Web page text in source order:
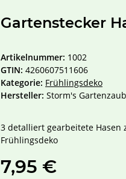
Gartenstecker
Artikelnummer: 1002
GTIN: 4260607511606
Kategorie: Frühlingsdeko
Hersteller: Storm's
3 detalliert gearbeitete Hasen
Frühlingsdeko
7,95 €